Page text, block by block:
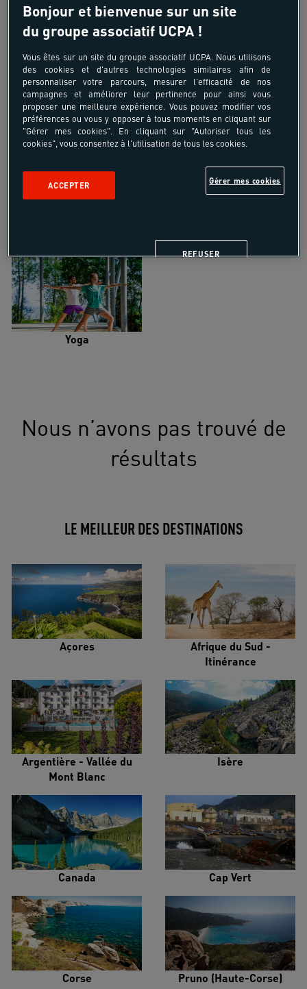
Croisière voilier Kayak de mer
Trail Trek-Randonnée pédestre
Vélo de randonnée
Yoga
Nous n’avons pas trouvé de
résultats
LE MEILLEUR DES DESTINATIONS
Açores
Afrique du Sud -
Itinérance
Argentière - Vallée du
Mont Blanc
Isère
Canada Cap Vert
Corse Pruno (Haute-Corse)
Bonjour et bienvenue sur un site
du groupe associatif UCPA !
Vous êtes sur un site du groupe associatif UCPA. Nous utilisons
des cookies et d'autres technologies similaires afin de
personnaliser votre parcours, mesurer l'efficacité de nos
campagnes et améliorer leur pertinence pour ainsi vous
proposer une meilleure expérience. Vous pouvez modifier vos
préférences ou vous y opposer à tous moments en cliquant sur
"Gérer mes cookies". En cliquant sur "Autoriser tous les
cookies", vous consentez à l'utilisation de tous les cookies.
Gérer mes cookies
REFUSER
ACCEPTER